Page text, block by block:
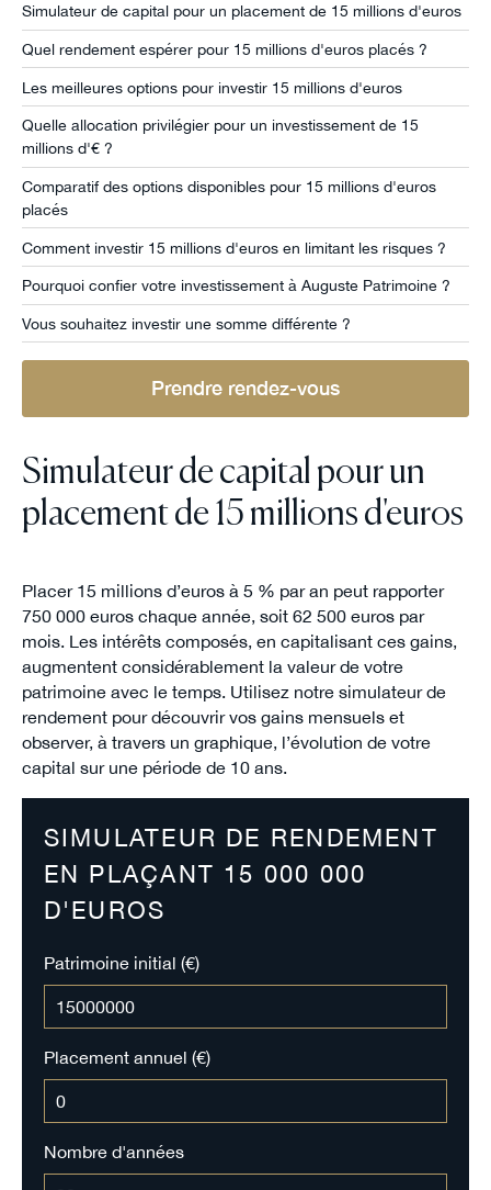
Simulateur de capital pour un placement de 15 millions d'euros
Quel rendement espérer pour 15 millions d'euros placés ?
Les meilleures options pour investir 15 millions d'euros
Quelle allocation privilégier pour un investissement de 15
millions d'€ ?
Comparatif des options disponibles pour 15 millions d'euros
placés
Comment investir 15 millions d'euros en limitant les risques ?
Pourquoi confier votre investissement à Auguste Patrimoine ?
Vous souhaitez investir une somme différente ?
Prendre rendez-vous
Simulateur de capital pour un
placement de 15 millions d'euros
Placer 15 millions d’euros à 5 % par an peut rapporter
750 000 euros chaque année, soit 62 500 euros par
mois. Les intérêts composés, en capitalisant ces gains,
augmentent considérablement la valeur de votre
patrimoine avec le temps. Utilisez notre simulateur de
rendement pour découvrir vos gains mensuels et
observer, à travers un graphique, l’évolution de votre
capital sur une période de 10 ans.
SIMULATEUR DE RENDEMENT
EN PLAÇANT 15 000 000
D'EUROS
Patrimoine initial (€)
Placement annuel (€)
Nombre d'années